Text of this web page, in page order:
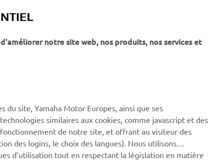
Catalogue des pièces
Réserver un entretien
Réseau Yamaha
événements
notre site web, nos produits, nos services et
du site, Yamaha Motor Europes, ainsi que ses
similaires aux cookies, comme javascript et des
de notre site, et offrant au visiteur des
des logins, le choix des langues). Nous utilisons
d’utilisation tout en respectant la législation en matière